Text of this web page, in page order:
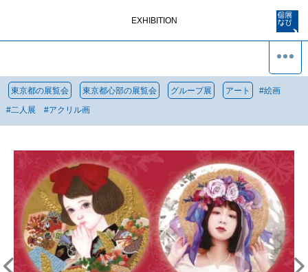
EXHIBITION
東京都の展覧会 東京都心部の展覧会 グループ展 アート #絵画
#二人展 #アクリル画